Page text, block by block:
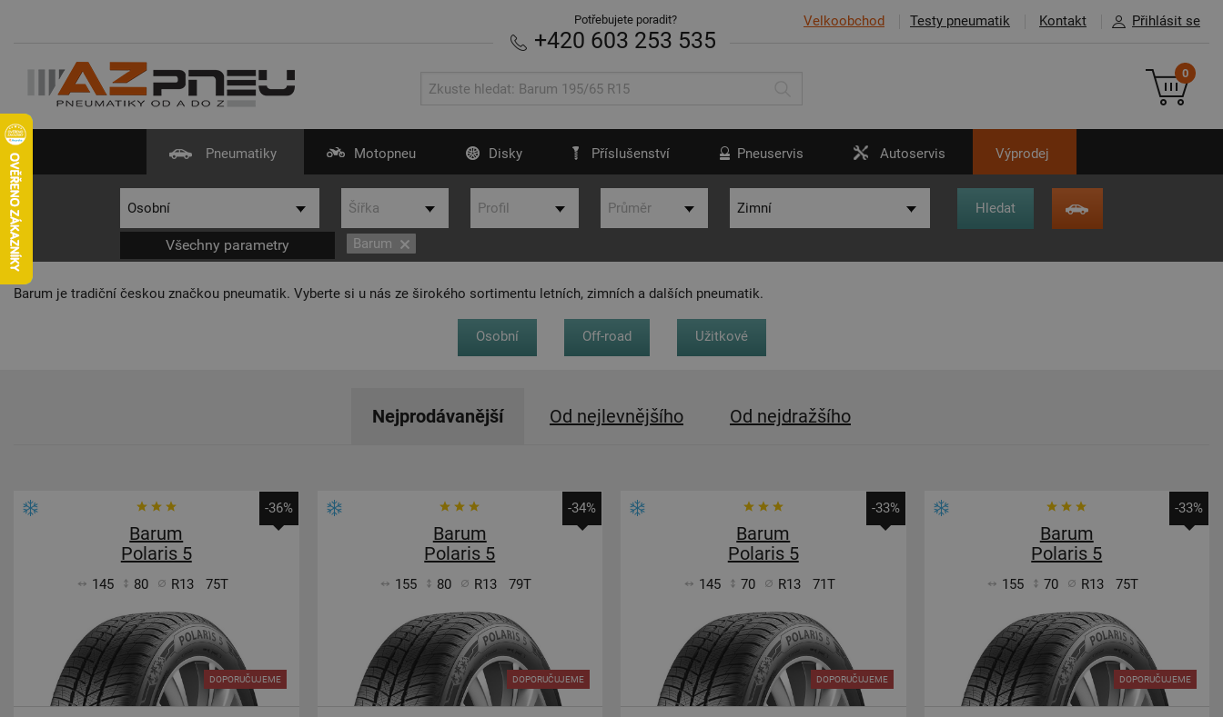
Velkoobchod Testy pneumatik Kontakt Přihlásit se
Potřebujete poradit?
+420 603 253 535
0
Pneumatiky Motopneu Disky Příslušenství Pneuservis Autoservis Výprodej
Všechny parametry Barum
Barum je tradiční českou značkou pneumatik. Vyberte si u nás ze širokého sortimentu letních, zimních a dalších pneumatik.
Osobní Off-road Užitkové
Nejprodávanější Od nejlevnějšího Od nejdražšího
-36%
Barum
Polaris 5
145 80 R13 75T
DOPORUČUJEME
-34%
Barum
Polaris 5
155 80 R13 79T
DOPORUČUJEME
-33%
Barum
Polaris 5
145 70 R13 71T
DOPORUČUJEME
-33%
Barum
Polaris 5
155 70 R13 75T
DOPORUČUJEME